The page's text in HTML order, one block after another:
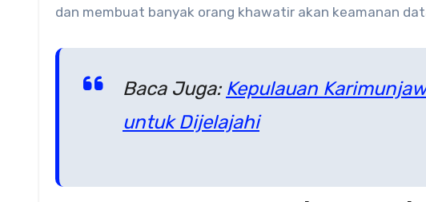
dan membuat banyak orang khawatir akan keamanan
Baca Juga: Kepulauan
untuk Dijelajahi